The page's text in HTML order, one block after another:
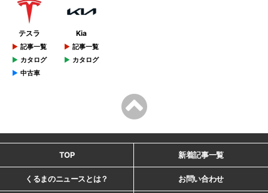
テスラ
記事一覧
カタログ
中古車
Kia
記事一覧
カタログ
TOP 新着記事一覧
くるまのニュースとは？ お問い合わせ